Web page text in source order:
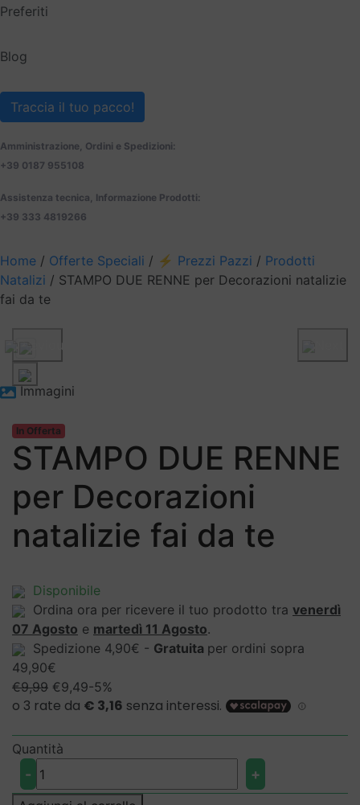
Preferiti
Blog
Traccia il tuo pacco!
Amministrazione, Ordini e Spedizioni:
+39 0187 955108
Assistenza tecnica, Informazione Prodotti:
+39 333 4819266
Home / Offerte Speciali / ⚡️ Prezzi Pazzi / Prodotti
Natalizi / STAMPO DUE RENNE per Decorazioni natalizie
fai da te
Previous
Immagini
In Offerta
STAMPO DUE RENNE
per Decorazioni
natalizie fai da te
Disponibile
Ordina ora per ricevere il tuo prodotto tra venerdì
07 Agosto e martedì 11 Agosto.
Spedizione 4,90€ - Gratuita per ordini sopra
49,90€
€9,99 Il
prezzo
era:
€9,99.
€9,49Il
prezzo
€9,49.
-5%
Quantità
STAMPO
DUE
- +